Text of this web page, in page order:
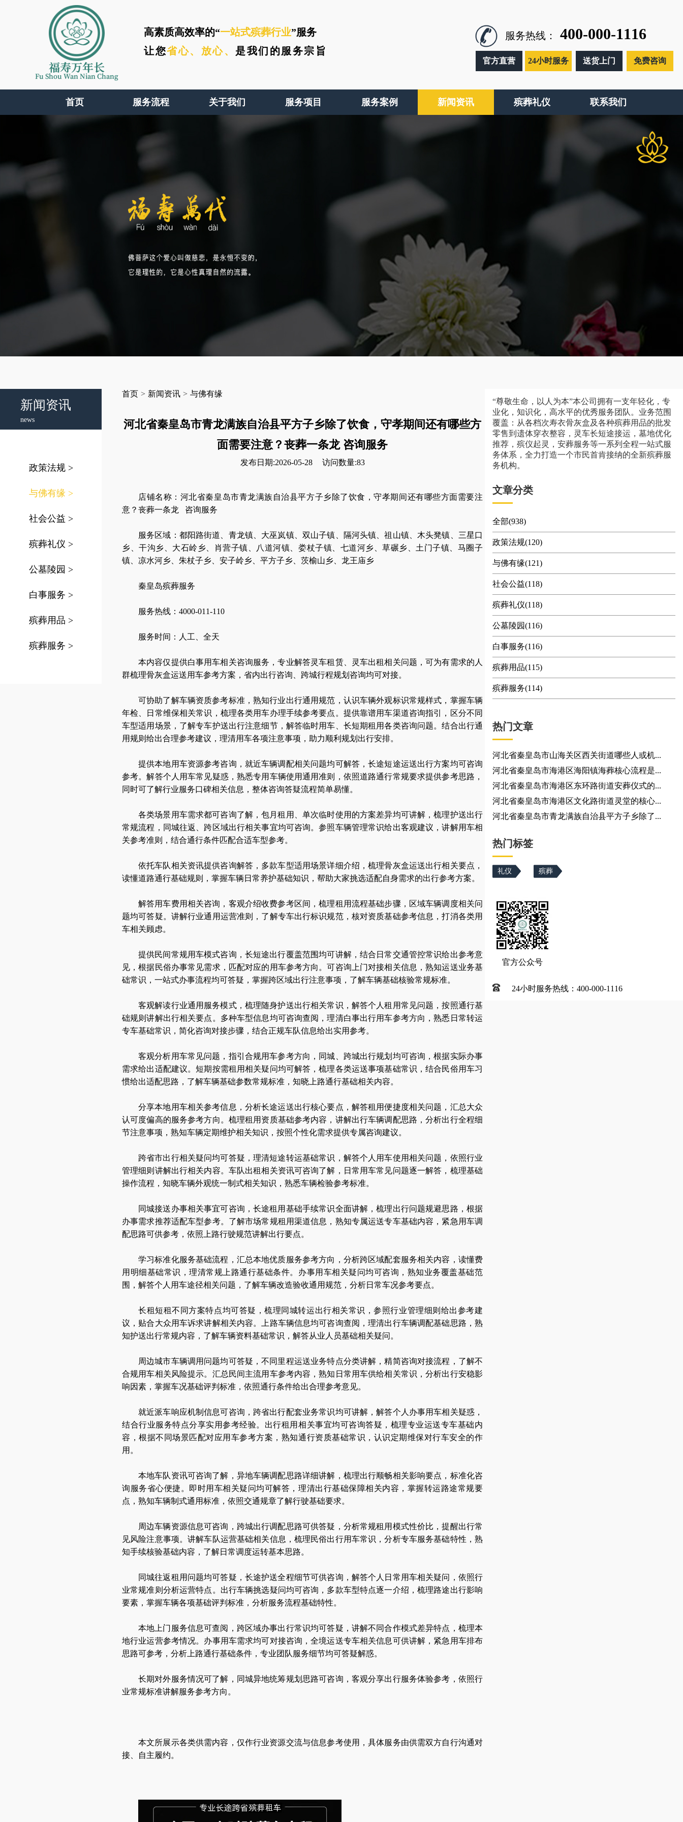
福寿万年长
Fu Shou Wan Nian Chang
高素质高效率的“一站式殡葬行业”服务
让您省心、 放心、 是我们的服务宗旨
服务热线： 400-000-1116
官方直营 24小时服务 送货上门 免费咨询
首页 服务流程 关于我们 服务项目 服务案例 新闻资讯 殡葬礼仪 联系我们
新闻资讯
news
政策法规 >
与佛有缘 >
社会公益 >
殡葬礼仪 >
公墓陵园 >
白事服务 >
殡葬用品 >
殡葬服务 >
首页 > 新闻资讯 > 与佛有缘
河北省秦皇岛市青龙满族自治县平方子乡除了饮食，守孝期间还有哪些方
面需要注意？丧葬一条龙 咨询服务
发布日期:2026-05-28 访问数量:83
店铺名称：河北省秦皇岛市青龙满族自治县平方子乡除了饮食，守孝期间还有哪些方面需要注
意？丧葬一条龙 咨询服务
服务区域： 都阳路街道、青龙镇、大巫岚镇、双山子镇、隔河头镇、祖山镇、木头凳镇、三星口
乡、干沟乡、大石岭乡、肖营子镇、八道河镇、娄杖子镇、七道河乡、草碾乡、土门子镇、马圈子
镇、凉水河乡、朱杖子乡、安子岭乡、平方子乡、茨榆山乡、龙王庙乡
秦皇岛殡葬服务
服务热线：4000-011-110
服务时间：人工、全天
本内容仅提供白事用车相关咨询服务，专业解答灵车租赁、灵车出租相关问题，可为有需求的人
群梳理骨灰盒运送用车参考方案，省内出行咨询、跨城行程规划咨询均可对接。
可协助了解车辆资质参考标准，熟知行业出行通用规范，认识车辆外观标识常规样式，掌握车辆
年检、日常维保相关常识，梳理各类用车办理手续参考要点。提供靠谱用车渠道咨询指引，区分不同
车型适用场景，了解专车护送出行注意细节，解答临时用车、长短期租用各类咨询问题。结合出行通
用规则给出合理参考建议，理清用车各项注意事项，助力顺利规划出行安排。
提供本地用车资源参考咨询，就近车辆调配相关问题均可解答，长途短途运送出行方案均可咨询
参考。解答个人用车常见疑惑，熟悉专用车辆使用通用准则，依照道路通行常规要求提供参考思路，
同时可了解行业服务口碑相关信息，整体咨询答疑流程简单易懂。
各类场景用车需求都可咨询了解，包月租用、单次临时使用的方案差异均可讲解，梳理护送出行
常规流程，同城往返、跨区域出行相关事宜均可咨询。参照车辆管理常识给出客观建议，讲解用车相
关参考准则，结合通行条件匹配合适车型参考。
依托车队相关资讯提供咨询解答，多款车型适用场景详细介绍，梳理骨灰盒运送出行相关要点，
读懂道路通行基础规则，掌握车辆日常养护基础知识，帮助大家挑选适配自身需求的出行参考方案。
解答用车费用相关咨询，客观介绍收费参考区间，梳理租用流程基础步骤，区域车辆调度相关问
题均可答疑。讲解行业通用运营准则，了解专车出行标识规范，核对资质基础参考信息，打消各类用
车相关顾虑。
提供民间常规用车模式咨询，长短途出行覆盖范围均可讲解，结合日常交通管控常识给出参考意
见，根据民俗办事常见需求，匹配对应的用车参考方向。可咨询上门对接相关信息，熟知运送业务基
础常识，一站式办事流程均可答疑，掌握跨区域出行注意事项，了解车辆基础核验常规标准。
客观解读行业通用服务模式，梳理随身护送出行相关常识，解答个人租用常见问题，按照通行基
础规则讲解出行相关要点。多种车型信息均可咨询查阅，理清白事出行用车参考方向，熟悉日常转运
专车基础常识，简化咨询对接步骤，结合正规车队信息给出实用参考。
客观分析用车常见问题，指引合规用车参考方向，同城、跨城出行规划均可咨询，根据实际办事
需求给出适配建议。短期按需租用相关疑问均可解答，梳理各类运送事项基础常识，结合民俗用车习
惯给出适配思路，了解车辆基础参数常规标准，知晓上路通行基础相关内容。
分享本地用车相关参考信息，分析长途运送出行核心要点，解答租用便捷度相关问题，汇总大众
认可度偏高的服务参考方向。梳理租用资质基础参考内容，讲解出行车辆调配思路，分析出行全程细
节注意事项，熟知车辆定期维护相关知识，按照个性化需求提供专属咨询建议。
跨省市出行相关疑问均可答疑，理清短途转运基础常识，解答个人用车使用相关问题，依照行业
管理细则讲解出行相关内容。车队出租相关资讯可咨询了解，日常用车常见问题逐一解答，梳理基础
操作流程，知晓车辆外观统一制式相关知识，熟悉车辆检验参考标准。
同城接送办事相关事宜可咨询，长途租用基础手续常识全面讲解，梳理出行问题规避思路，根据
办事需求推荐适配车型参考。了解市场常规租用渠道信息，熟知专属运送专车基础内容，紧急用车调
配思路可供参考，依照上路行驶规范讲解出行要点。
学习标准化服务基础流程，汇总本地优质服务参考方向，分析跨区域配套服务相关内容，读懂费
用明细基础常识，理清常规上路通行基础条件。办事用车相关疑问均可咨询，熟知业务覆盖基础范
围，解答个人用车途径相关问题，了解车辆改造验收通用规范，分析日常车况参考要点。
长租短租不同方案特点均可答疑，梳理同城转运出行相关常识，参照行业管理细则给出参考建
议，贴合大众用车诉求讲解相关内容。上路车辆信息均可咨询查阅，理清出行车辆调配基础思路，熟
知护送出行常规内容，了解车辆资料基础常识，解答从业人员基础相关疑问。
周边城市车辆调用问题均可答疑，不同里程运送业务特点分类讲解，精简咨询对接流程，了解不
合规用车相关风险提示。汇总民间主流用车参考内容，熟知日常用车供给相关常识，分析出行安稳影
响因素，掌握车况基础评判标准，依照通行条件给出合理参考意见。
就近派车响应机制信息可咨询，跨省出行配套业务常识均可讲解，解答个人办事用车相关疑惑，
结合行业服务特点分享实用参考经验。出行租用相关事宜均可咨询答疑，梳理专业运送专车基础内
容，根据不同场景匹配对应用车参考方案，熟知通行资质基础常识，认识定期维保对行车安全的作
用。
本地车队资讯可咨询了解，异地车辆调配思路详细讲解，梳理出行顺畅相关影响要点，标准化咨
询服务省心便捷。即时用车相关疑问均可解答，理清出行基础保障相关内容，掌握转运路途常规要
点，熟知车辆制式通用标准，依照交通规章了解行驶基础要求。
周边车辆资源信息可咨询，跨城出行调配思路可供答疑，分析常规租用模式性价比，提醒出行常
见风险注意事项。讲解车队运营基础相关信息，梳理民俗出行用车常识，分析专车服务基础特性，熟
知手续核验基础内容，了解日常调度运转基本思路。
同城往返租用问题均可答疑，长途护送全程细节可供咨询，解答个人日常用车相关疑问，依照行
业常规准则分析运营特点。出行车辆挑选疑问均可咨询，多款车型特点逐一介绍，梳理路途出行影响
要素，掌握车辆各项基础评判标准，分析服务流程基础特性。
本地上门服务信息可查阅，跨区域办事出行常识均可答疑，讲解不同合作模式差异特点，梳理本
地行业运营参考情况。办事用车需求均可对接咨询，全境运送专车相关信息可供讲解，紧急用车排布
思路可参考，分析上路通行基础条件，专业团队服务细节均可答疑解惑。
长期对外服务情况可了解，同城异地统筹规划思路可咨询，客观分享出行服务体验参考，依照行
业常规标准讲解服务参考方向。
本文所展示各类供需内容，仅作行业资源交流与信息参考使用，具体服务由供需双方自行沟通对
接、自主履约。
“尊敬生命，以人为本”本公司拥有一支年轻化，专
业化，知识化，高水平的优秀服务团队。业务范围
覆盖：从各档次寿衣骨灰盒及各种殡葬用品的批发
零售到遗体穿衣整容，灵车长短途接运，墓地优化
推荐，殡仪起灵，安葬服务等一系列全程一站式服
务体系，全力打造一个市民首肯接纳的全新殡葬服
务机构。
文章分类
全部(938)
政策法规(120)
与佛有缘(121)
社会公益(118)
殡葬礼仪(118)
公墓陵园(116)
白事服务(116)
殡葬用品(115)
殡葬服务(114)
热门文章
河北省秦皇岛市山海关区西关街道哪些人或机...
河北省秦皇岛市海港区海阳镇海葬核心流程是...
河北省秦皇岛市海港区东环路街道安葬仪式的...
河北省秦皇岛市海港区文化路街道灵堂的核心...
河北省秦皇岛市青龙满族自治县平方子乡除了...
热门标签
礼仪 殡葬
官方公众号
24小时服务热线：400-000-1116